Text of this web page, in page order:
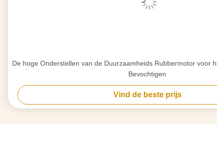
De hoge Onderstellen van de Duurzaamheids Rubbermotor voor
Bevochtigen
Vind de beste prijs